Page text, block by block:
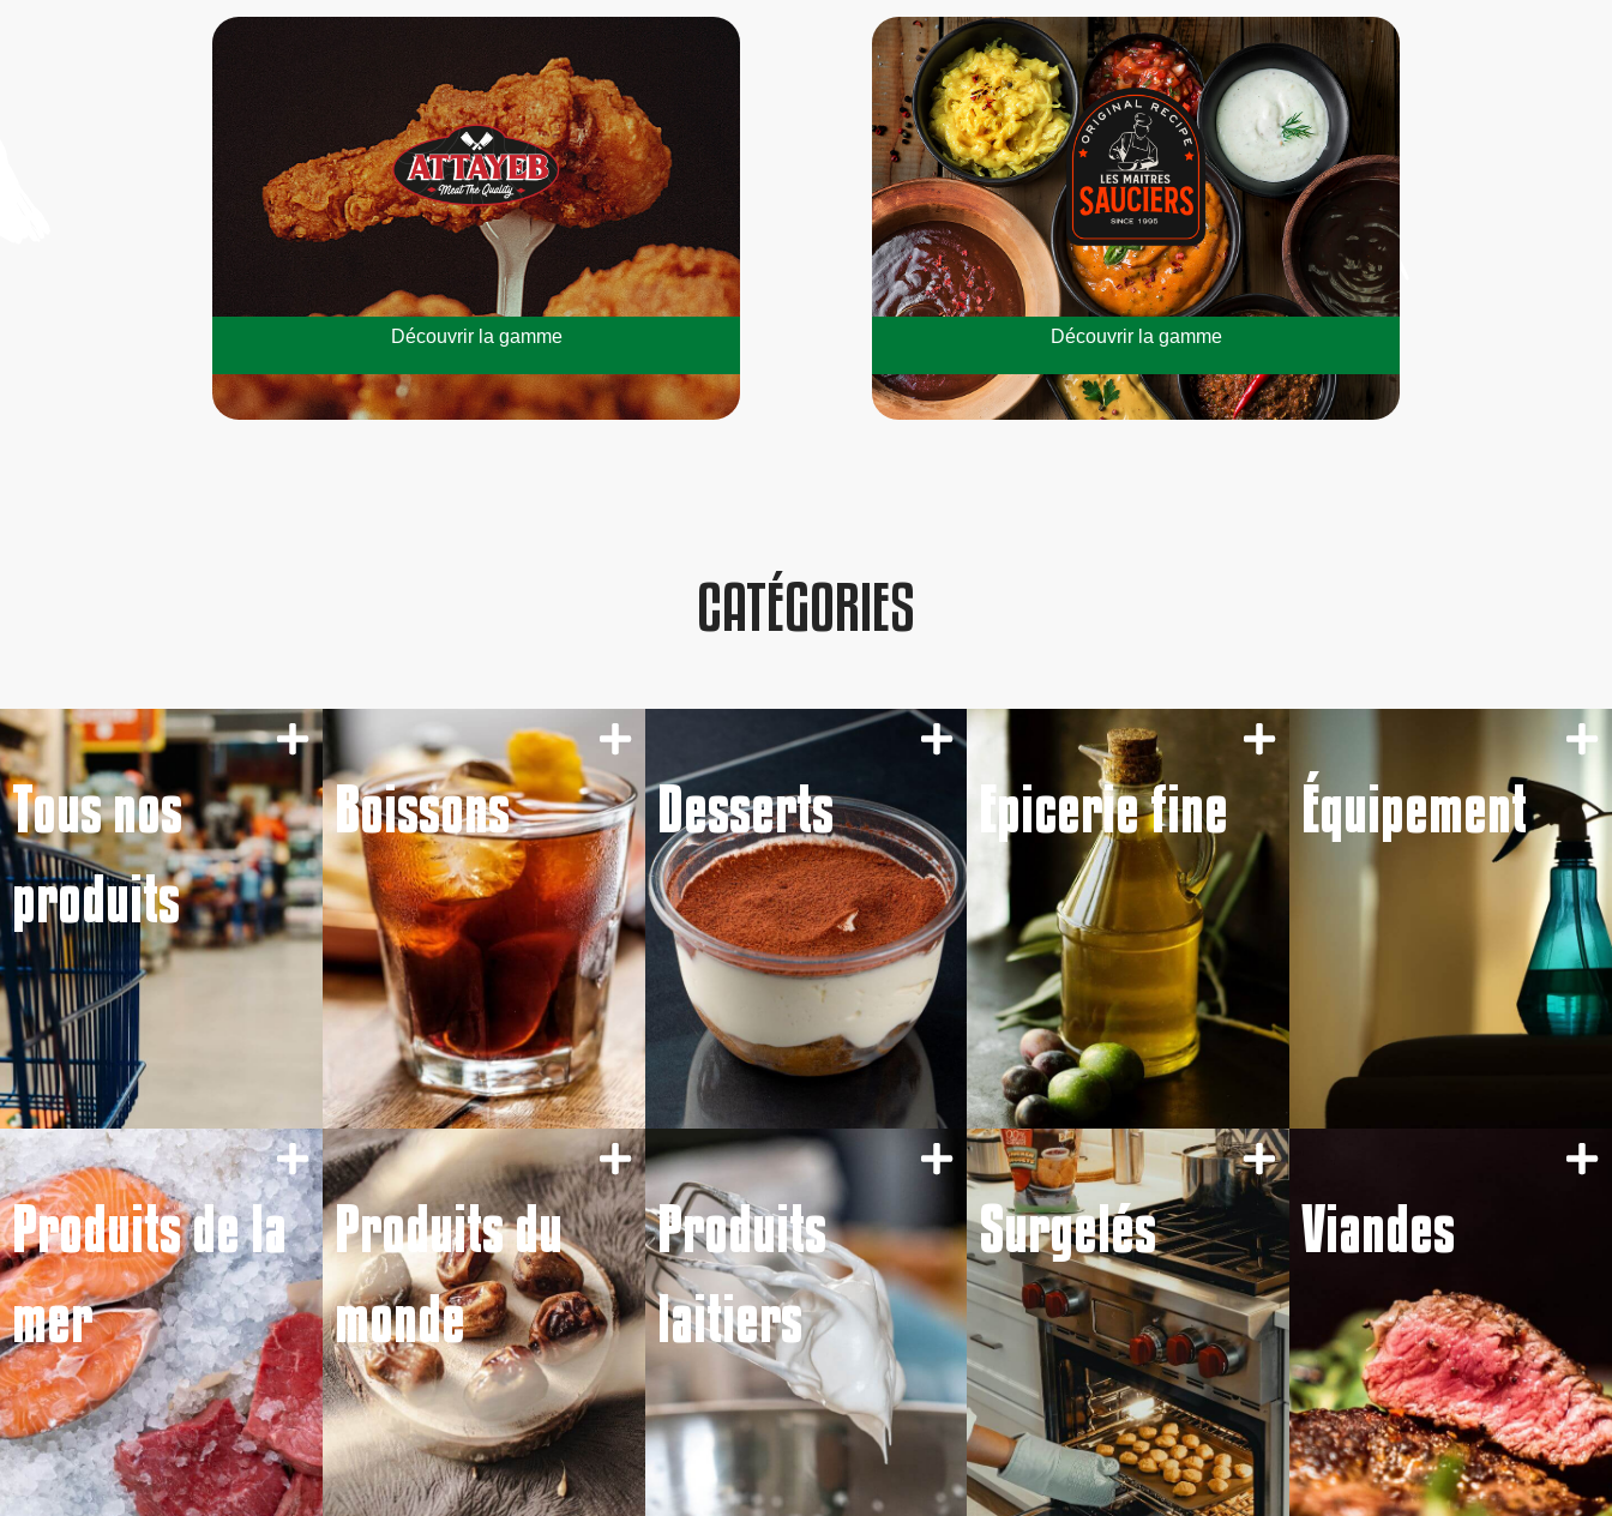
Découvrir la gamme Découvrir la gamme
CATÉGORIES
Tous nos
produits
Boissons Desserts Epicerie fine Équipement
Produits de la
mer
Produits du
monde
Produits
laitiers
Surgelés Viandes